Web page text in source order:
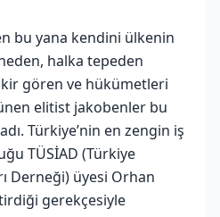
bu yana kendini ülkenin
halka tepeden
gören ve hükümetleri
elitist jakobenler bu
Türkiye’nin en zengin iş
TÜSİAD (Türkiye
Derneği) üyesi Orhan
gerekçesiyle